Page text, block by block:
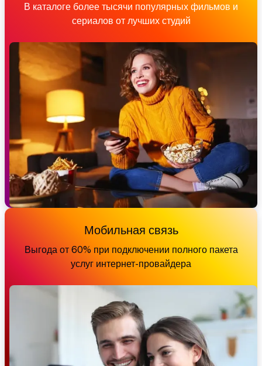
В каталоге более тысячи популярных фильмов и
сериалов от лучших студий
Мобильная связь
Выгода от 60% при подключении полного пакета
услуг интернет-провайдера